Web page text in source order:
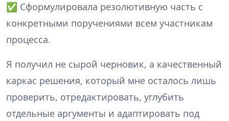
✅ Сформулировала резолютивную часть с
конкретными поручениями всем участникам
процесса.
Я получил не сырой черновик, а качественный
каркас решения, который мне осталось лишь
проверить, отредактировать, углубить
отдельные аргументы и адаптировать под